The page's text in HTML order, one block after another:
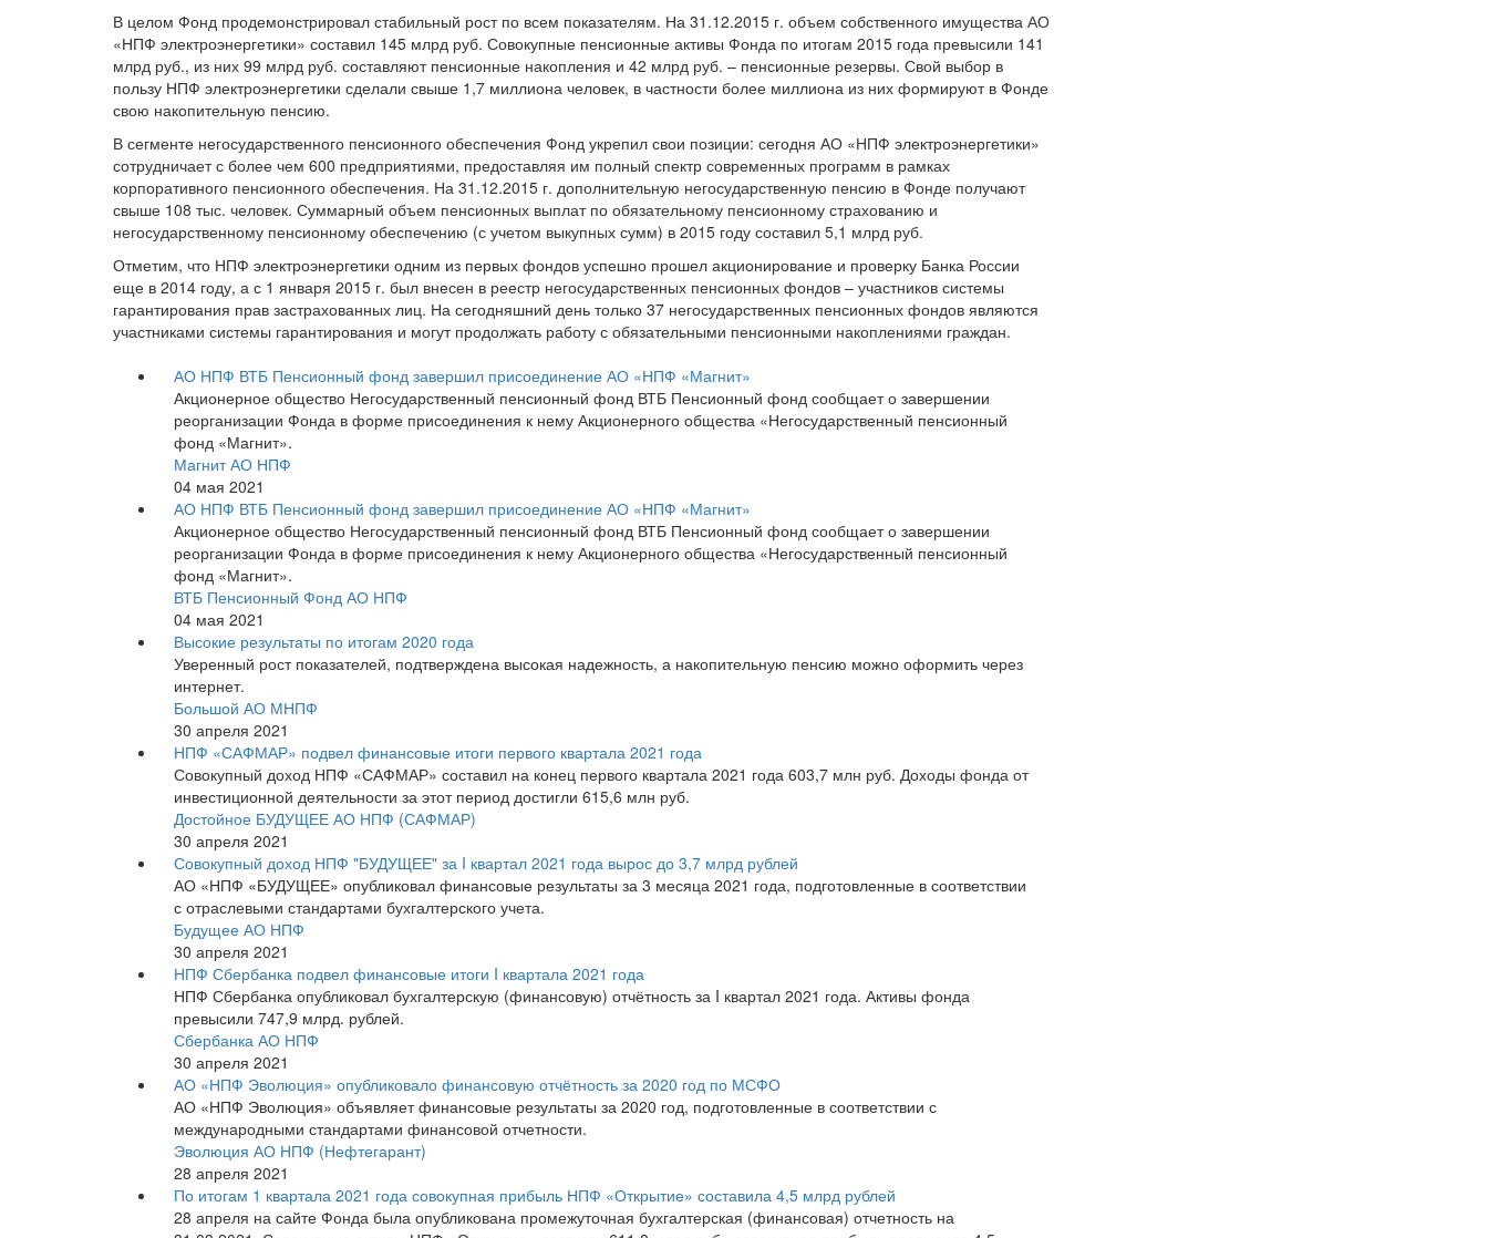
В целом Фонд продемонстрировал стабильный рост по всем показателям. На 31.12.2015 г. объем собственного имущества АО
«НПФ электроэнергетики» составил 145 млрд руб. Совокупные пенсионные активы Фонда по итогам 2015 года превысили 141
млрд руб., из них 99 млрд руб. составляют пенсионные накопления и 42 млрд руб. – пенсионные резервы. Свой выбор в
пользу НПФ электроэнергетики сделали свыше 1,7 миллиона человек, в частности более миллиона из них формируют в Фонде
свою накопительную пенсию.
В сегменте негосударственного пенсионного обеспечения Фонд укрепил свои позиции: сегодня АО «НПФ электроэнергетики»
сотрудничает с более чем 600 предприятиями, предоставляя им полный спектр современных программ в рамках
корпоративного пенсионного обеспечения. На 31.12.2015 г. дополнительную негосударственную пенсию в Фонде получают
свыше 108 тыс. человек. Суммарный объем пенсионных выплат по обязательному пенсионному страхованию и
негосударственному пенсионному обеспечению (с учетом выкупных сумм) в 2015 году составил 5,1 млрд руб.
Отметим, что НПФ электроэнергетики одним из первых фондов успешно прошел акционирование и проверку Банка России
еще в 2014 году, а с 1 января 2015 г. был внесен в реестр негосударственных пенсионных фондов – участников системы
гарантирования прав застрахованных лиц. На сегодняшний день только 37 негосударственных пенсионных фондов являются
участниками системы гарантирования и могут продолжать работу с обязательными пенсионными накоплениями граждан.
АО НПФ ВТБ Пенсионный фонд завершил присоединение АО «НПФ «Магнит»
Акционерное общество Негосударственный пенсионный фонд ВТБ Пенсионный фонд сообщает о завершении
реорганизации Фонда в форме присоединения к нему Акционерного общества «Негосударственный пенсионный
фонд «Магнит».
Магнит АО НПФ
04 мая 2021
АО НПФ ВТБ Пенсионный фонд завершил присоединение АО «НПФ «Магнит»
Акционерное общество Негосударственный пенсионный фонд ВТБ Пенсионный фонд сообщает о завершении
реорганизации Фонда в форме присоединения к нему Акционерного общества «Негосударственный пенсионный
фонд «Магнит».
ВТБ Пенсионный Фонд АО НПФ
04 мая 2021
Высокие результаты по итогам 2020 года
Уверенный рост показателей, подтверждена высокая надежность, а накопительную пенсию можно оформить через
интернет.
Большой АО МНПФ
30 апреля 2021
НПФ «САФМАР» подвел финансовые итоги первого квартала 2021 года
Совокупный доход НПФ «САФМАР» составил на конец первого квартала 2021 года 603,7 млн руб. Доходы фонда от
инвестиционной деятельности за этот период достигли 615,6 млн руб.
Достойное БУДУЩЕЕ АО НПФ (САФМАР)
30 апреля 2021
Совокупный доход НПФ "БУДУЩЕЕ" за I квартал 2021 года вырос до 3,7 млрд рублей
АО «НПФ «БУДУЩЕЕ» опубликовал финансовые результаты за 3 месяца 2021 года, подготовленные в соответствии
с отраслевыми стандартами бухгалтерского учета.
Будущее АО НПФ
30 апреля 2021
НПФ Сбербанка подвел финансовые итоги I квартала 2021 года
НПФ Сбербанка опубликовал бухгалтерскую (финансовую) отчётность за I квартал 2021 года. Активы фонда
превысили 747,9 млрд. рублей.
Сбербанка АО НПФ
30 апреля 2021
АО «НПФ Эволюция» опубликовало финансовую отчётность за 2020 год по МСФО
АО «НПФ Эволюция» объявляет финансовые результаты за 2020 год, подготовленные в соответствии с
международными стандартами финансовой отчетности.
Эволюция АО НПФ (Нефтегарант)
28 апреля 2021
По итогам 1 квартала 2021 года совокупная прибыль НПФ «Открытие» составила 4,5 млрд рублей
28 апреля на сайте Фонда была опубликована промежуточная бухгалтерская (финансовая) отчетность на